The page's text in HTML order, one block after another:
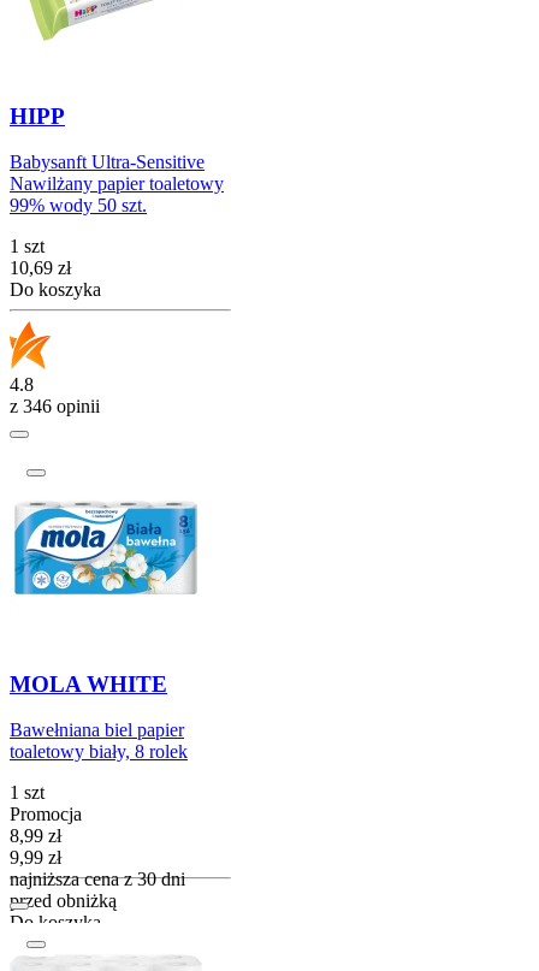
HIPP
Babysanft Ultra-Sensitive
Nawilżany papier toaletowy
99% wody 50 szt.
1 szt
Cena
10,69 zł
Do koszyka
4.8
z 346 opinii
MOLA WHITE
Bawełniana biel papier
toaletowy biały, 8 rolek
1 szt
Promocja
Cena promocyjna
8,99 zł
9,99 zł
najniższa cena z 30 dni
przed obniżką
Do koszyka